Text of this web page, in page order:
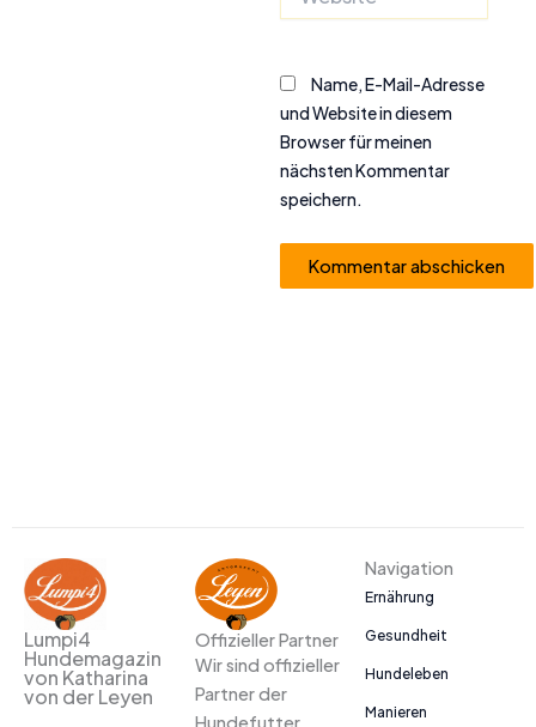
Name, E-Mail-Adresse
und Website in diesem
Browser für meinen
nächsten Kommentar
speichern.
Lumpi4
Hundemagazin
von Katharina
von der Leyen
Offizieller Partner
Wir sind offizieller
Partner der
Navigation
Ernährung
Gesundheit
Hundeleben
Manieren